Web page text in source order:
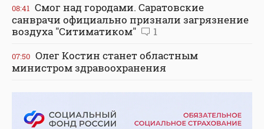
08:41 Смог над городами. Саратовские
санврачи официально признали загрязнение
воздуха "Ситиматиком"
1
07:50 Олег Костин станет областным
министром здравоохранения